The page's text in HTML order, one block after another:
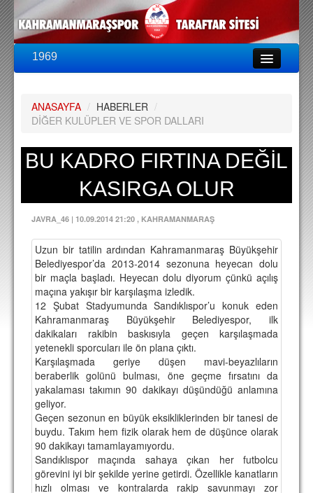
1969
PUAN DURUMU
KADRO
A TAKIM KADROSU
TRANSFERLER
TARAFTAR
BİLETLER
DEPLASMAN
LİSANSLI ÜRÜNLER
MULTİMEDYA
FOTOĞRAF & VİDEOLAR
MARŞ & TEZAHÜRATLAR
KULÜP
AMBLEM
ANASAYFA / HABERLER /
DİĞER KULÜPLER VE SPOR DALLARI
BU KADRO FIRTINA DEĞİL
KASIRGA OLUR
JAVRA_46 | 10.09.2014 21:20 , KAHRAMANMARAŞ
Uzun bir tatilin ardından Kahramanmaraş Büyükşehir
Belediyespor’da 2013-2014 sezonuna heyecan dolu
bir maçla başladı. Heyecan dolu diyorum çünkü açılış
maçına yakışır bir karşılaşma izledik.
12 Şubat Stadyumunda Sandıklıspor’u konuk eden
Kahramanmaraş Büyükşehir Belediyespor, ilk
dakikaları rakibin baskısıyla geçen karşılaşmada
yetenekli sporcuları ile ön plana çıktı.
Karşılaşmada geriye düşen mavi-beyazlıların
beraberlik golünü bulması, öne geçme fırsatını da
yakalaması takımın 90 dakikayı düşündüğü anlamına
geliyor.
Geçen sezonun en büyük eksikliklerinden bir tanesi de
buydu. Takım hem fizik olarak hem de düşünce olarak
90 dakikayı tamamlayamıyordu.
Sandıklıspor maçında sahaya çıkan her futbolcu
görevini iyi bir şekilde yerine getirdi. Özellikle kanatların
hızlı olması ve kontralarda rakip savunmayı zor